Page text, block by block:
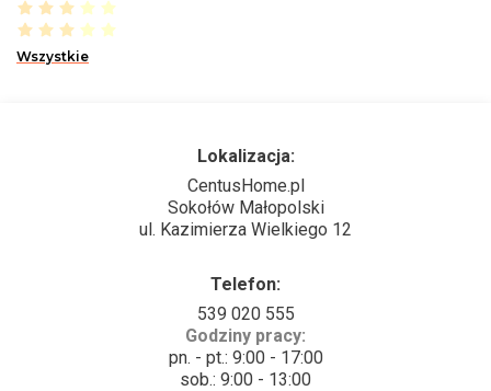
Wszystkie
Lokalizacja:
CentusHome.pl
Sokołów Małopolski
ul. Kazimierza Wielkiego 12
Telefon:
539 020 555
Godziny pracy:
pn. - pt.: 9:00 - 17:00
sob.: 9:00 - 13:00